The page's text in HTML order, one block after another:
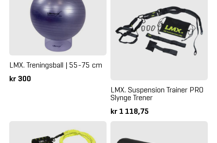
LMX. Treningsball | 55-75 cm
kr 300
LMX. Suspension Trainer PRO
Slynge Trener
kr 1 118,75